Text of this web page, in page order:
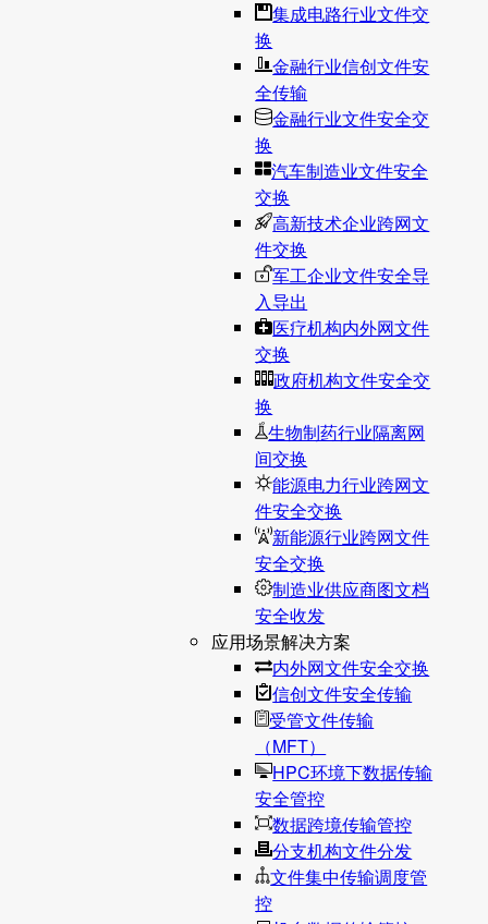
集成电路行业文件交
换
金融行业信创文件安
全传输
金融行业文件安全交
换
汽车制造业文件安全
交换
高新技术企业跨网文
件交换
军工企业文件安全导
入导出
医疗机构内外网文件
交换
政府机构文件安全交
换
生物制药行业隔离网
间交换
能源电力行业跨网文
件安全交换
新能源行业跨网文件
安全交换
制造业供应商图文档
安全收发
应用场景解决方案
内外网文件安全交换
信创文件安全传输
受管文件传输
（MFT）
HPC环境下数据传输
安全管控
数据跨境传输管控
分支机构文件分发
文件集中传输调度管
控